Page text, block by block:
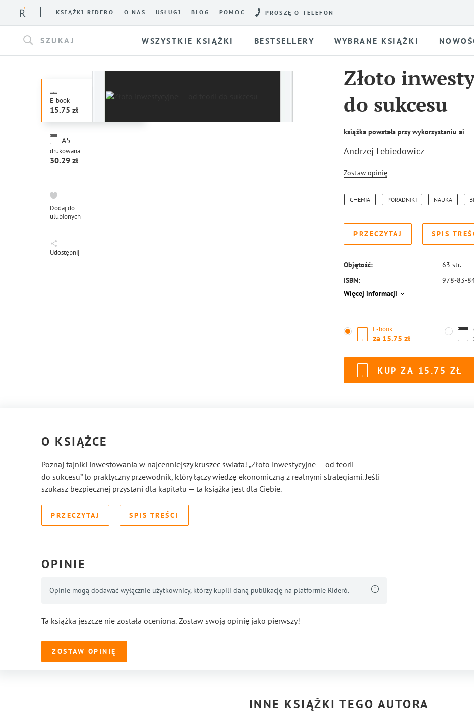
KSIĄŻKI RIDERO O NAS USŁUGI BLOG POMOC PROSZĘ O TELEFON
SZUKAJ WSZYSTKIE KSIĄŻKI BESTSELLERY WYBRANE KSIĄŻKI
E-book
15.75
drukowana
A5
30.29
Dodaj do
ulubionych
Udostępnij
Złoto
do sukcesu
książka powstała przy wykorzystaniu ai
Andrzej Lebiedowicz
Zostaw opinię
CHEMIA PORADNIKI NAUKA
PRZECZYTAJ SPIS
Objętość: 63 str.
ISBN:
978-83-
Więcej informacji
E-book
za 15.75
KUP ZA 15.75
O KSIĄŻCE
Poznaj tajniki inwestowania w najcenniejszy kruszec świata! „Złoto inwestycyjne — od teorii
do sukcesu” to praktyczny przewodnik, który łączy wiedzę ekonomiczną z realnymi strategiami. Jeśli
szukasz bezpiecznej przystani dla kapitału — ta książka jest dla Ciebie.
PRZECZYTAJ SPIS TREŚCI
OPINIE
Opinie mogą dodawać wyłącznie użytkownicy, którzy kupili daną publikację na platformie Riderò.
Ta książka jeszcze nie została oceniona. Zostaw swoją opinię jako pierwszy!
ZOSTAW OPINIĘ
INNE KSIĄŻKI TEGO AUTORA